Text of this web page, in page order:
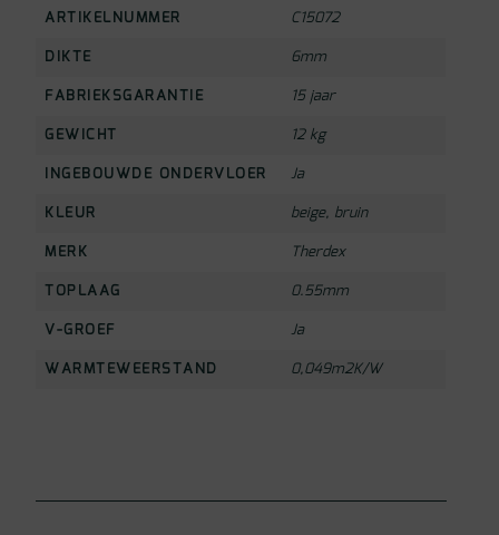
ARTIKELNUMMER
C15072
DIKTE
6mm
FABRIEKSGARANTIE
15 jaar
GEWICHT
12 kg
INGEBOUWDE ONDERVLOER
Ja
KLEUR
beige, bruin
MERK
Therdex
TOPLAAG
0.55mm
V-GROEF
Ja
WARMTEWEERSTAND
0,049m2K/W